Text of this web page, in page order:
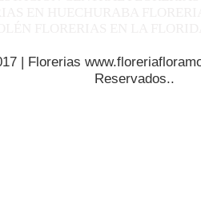
| Florerias
Reservados..